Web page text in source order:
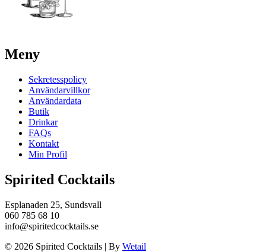
Meny
Sekretesspolicy
Användarvillkor
Användardata
Butik
Drinkar
FAQs
Kontakt
Min Profil
Spirited Cocktails
Esplanaden 25, Sundsvall
060 785 68 10
info@spiritedcocktails.se
© 2026 Spirited Cocktails | By Wetail